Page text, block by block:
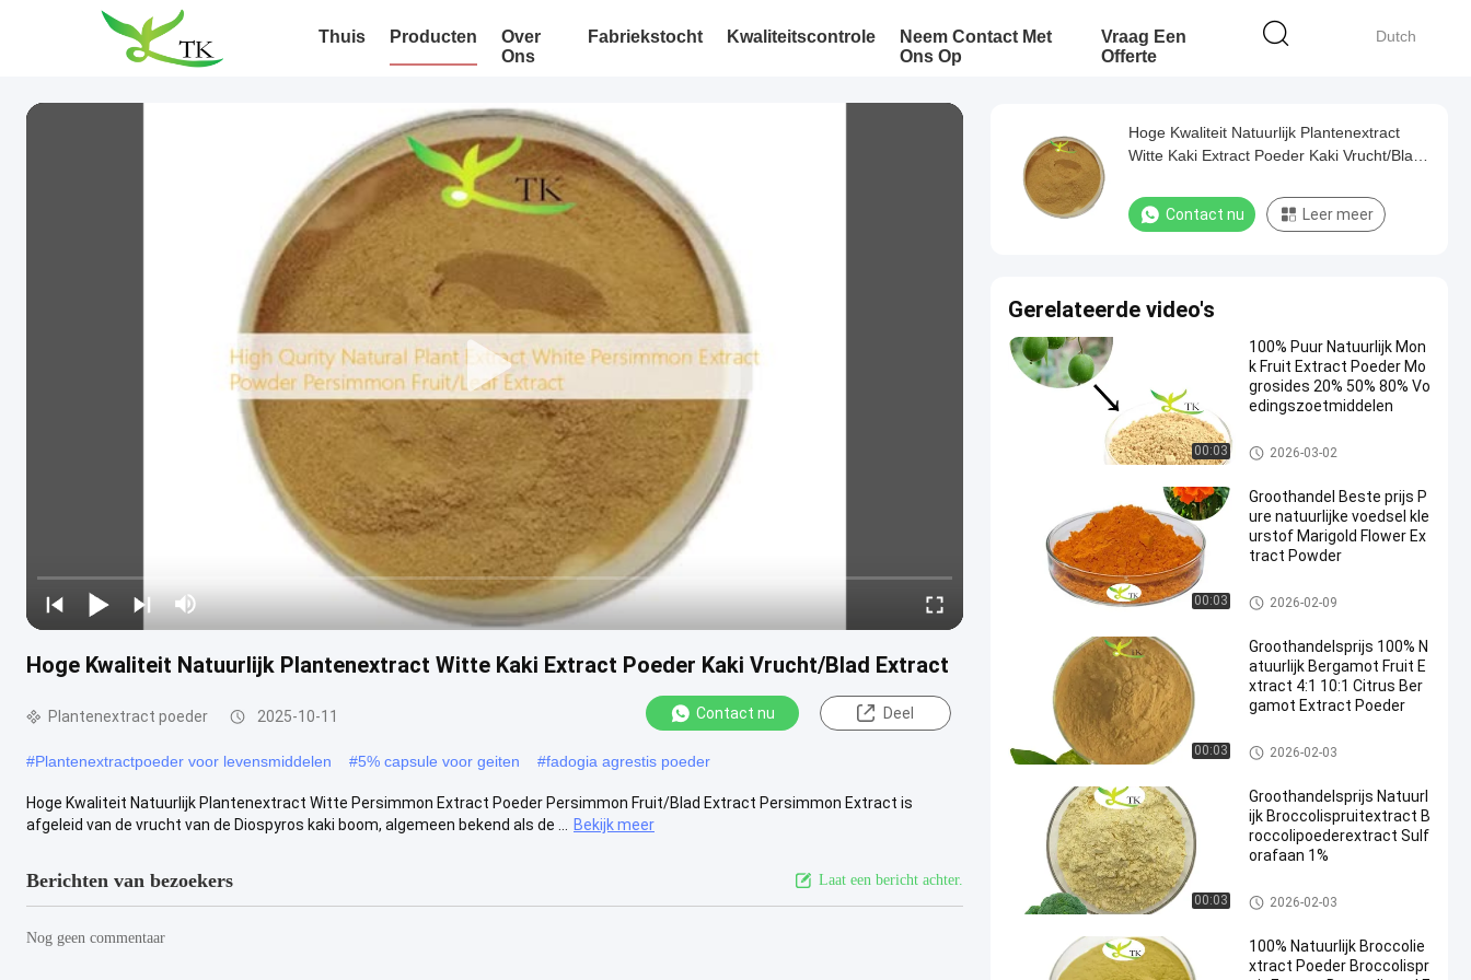
Dutch
Thuis Producten
Over
Ons
Fabriekstocht Kwaliteitscontrole
Neem Contact Met
Ons Op
Vraag Een
Offerte
Hoge Kwaliteit Natuurlijk Plantenextract Witte Kaki Extract Poeder Kaki Vrucht/Blad Extract
Plantenextract poeder 2025-10-11 Contact nu Deel
#Plantenextractpoeder voor levensmiddelen #5% capsule voor geiten #fadogia agrestis poeder
Hoge Kwaliteit Natuurlijk Plantenextract Witte Persimmon Extract Poeder Persimmon Fruit/Blad Extract Persimmon Extract is
afgeleid van de vrucht van de Diospyros kaki boom, algemeen bekend als de ...
Bekijk meer
Berichten van bezoekers Laat een bericht achter.
Nog geen commentaar
Hoge Kwaliteit Natuurlijk Plantenextract
Witte Kaki Extract Poeder Kaki Vrucht/Blad
Contact nu Leer meer
Gerelateerde video's
00:03
100% Puur Natuurlijk Mon
k Fruit Extract Poeder Mo
grosides 20% 50% 80% Vo
edingszoetmiddelen
Plantenextract poeder
2026-03-02
00:03
Groothandel Beste prijs P
ure natuurlijke voedsel kle
urstof Marigold Flower Ex
tract Powder
Plantenextract poeder
2026-02-09
00:03
Groothandelsprijs 100% N
atuurlijk Bergamot Fruit E
xtract 4:1 10:1 Citrus Ber
gamot Extract Poeder
Plantenextract poeder
2026-02-03
00:03
Groothandelsprijs Natuurl
ijk Broccolispruitextract B
roccolipoederextract Sulf
orafaan 1%
Plantenextract poeder
2026-02-03
100% Natuurlijk Broccolie
xtract Poeder Broccolispr